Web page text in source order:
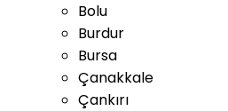
Bolu
Burdur
Bursa
Çanakkale
Çankırı